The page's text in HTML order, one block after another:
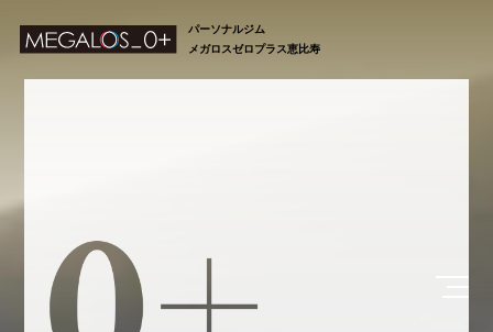
パーソナルジム
メガロスゼロプラス恵比寿